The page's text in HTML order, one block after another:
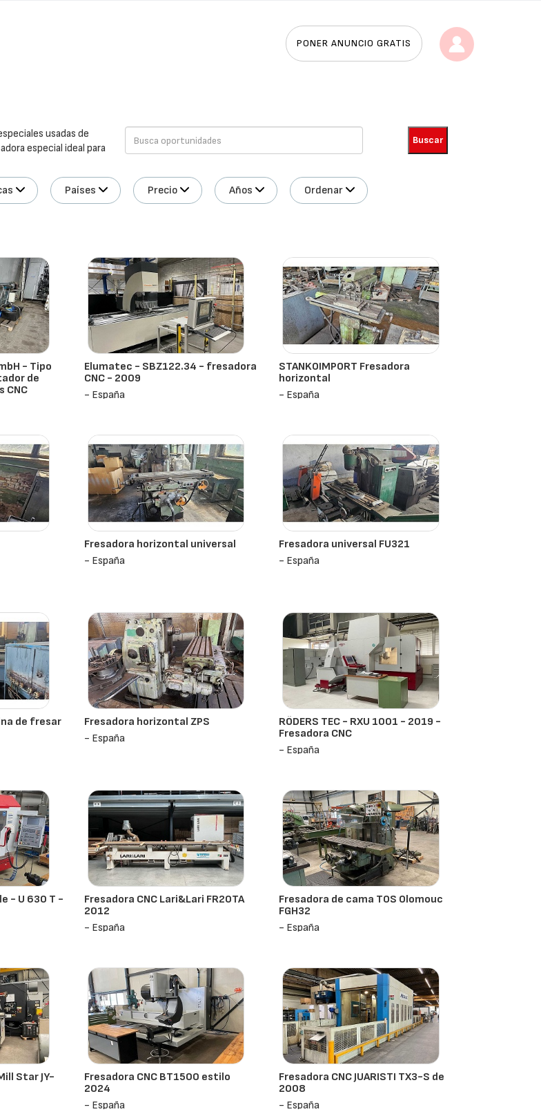
PONER ANUNCIO GRATIS
usadas de
especial ideal para
Países Precio Años Ordenar
- Tipo
de
CNC
Elumatec - SBZ122.34 - fresadora
CNC - 2009
- España
STANKOIMPORT Fresadora
horizontal
- España
Fresadora horizontal universal
- España
Fresadora universal FU321
- España
de fresar
Fresadora horizontal ZPS
- España
RÖDERS TEC - RXU 1001 - 2019 -
Fresadora CNC
- España
- U 630 T -
Fresadora CNC Lari&Lari FR20TA
2012
- España
Fresadora de cama TOS Olomouc
FGH32
- España
Star JY-
Fresadora CNC BT1500 estilo
2024
- España
Fresadora CNC JUARISTI TX3-S de
2008
- España